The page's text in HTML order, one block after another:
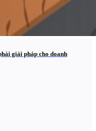
giải pháp cho doanh